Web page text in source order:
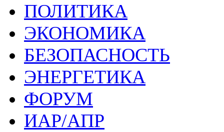
ПОЛИТИКА
ЭКОНОМИКА
БЕЗОПАСНОСТЬ
ЭНЕРГЕТИКА
ФОРУМ
ИАР/АПР